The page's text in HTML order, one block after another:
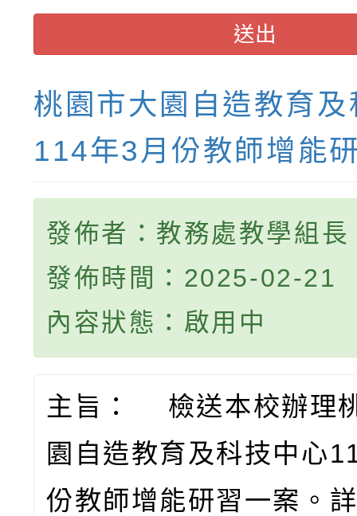
送出
桃園市大園自造教育
114年3月份教師增能
發佈者：教務處教學組長
發佈時間：2025-02-21
內容狀態：啟用中
主旨： 檢送本校辦理
園自造教育及科技中心
份教師增能研習一案。